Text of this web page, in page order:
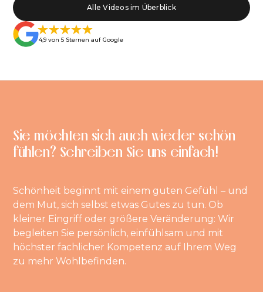
Alle Videos im Überblick
4,9 von 5 Sternen auf Google
Sie möchten sich auch wieder schön
fühlen? Schreiben Sie uns einfach!
Schönheit beginnt mit einem guten Gefühl – und
dem Mut, sich selbst etwas Gutes zu tun. Ob
kleiner Eingriff oder größere Veränderung: Wir
begleiten Sie persönlich, einfühlsam und mit
höchster fachlicher Kompetenz auf Ihrem Weg
zu mehr Wohlbefinden.